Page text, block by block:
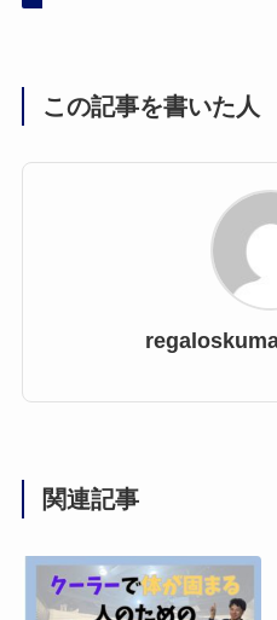
この記事を書いた人
関連記事